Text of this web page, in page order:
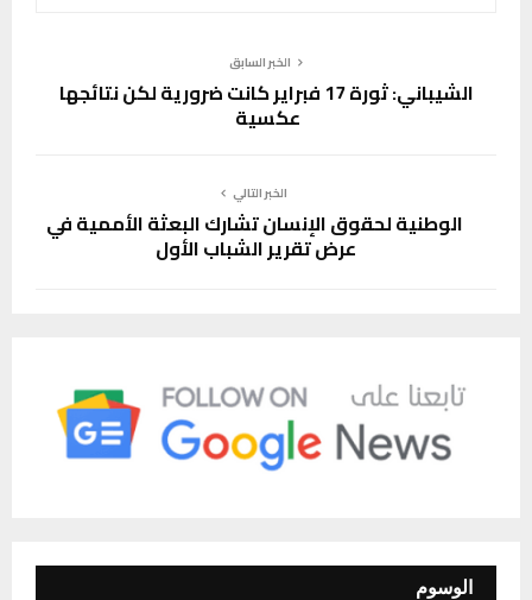
الخبر السابق
الشيباني: ثورة 17 فبراير كانت ضرورية لكن نتائجها
عكسية
الخبر التالي
الوطنية لحقوق الإنسان تشارك البعثة الأممية في
عرض تقرير الشباب الأول
الوسوم